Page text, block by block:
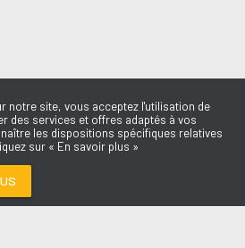
L'AMOUR ÇA SE
notre site, vous acceptez l'utilisation de
des services et offres adaptés à vos
les dispositions spécifiques relatives
sur « En savoir plus »